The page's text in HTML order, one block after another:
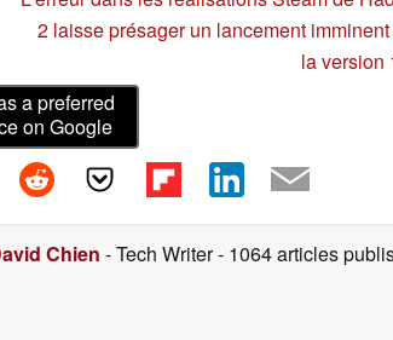
2 laisse présager un lancement
la version
a preferred
on Google
Chien - Tech Writer- 1064 articles